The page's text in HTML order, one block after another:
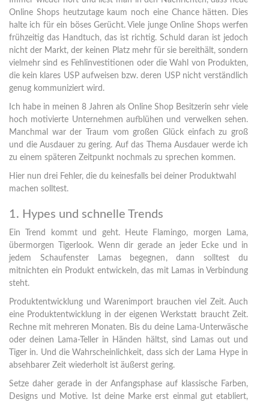
Online Shops heutzutage kaum noch eine Chance hätten. Dies
halte ich für ein böses Gerücht. Viele junge Online Shops werfen
frühzeitig das Handtuch, das ist richtig. Schuld daran ist jedoch
nicht der Markt, der keinen Platz mehr für sie bereithält, sondern
vielmehr sind es Fehlinvestitionen oder die Wahl von Produkten,
die kein klares USP aufweisen bzw. deren USP nicht verständlich
genug kommuniziert wird.
Ich habe in meinen 8 Jahren als Online Shop Besitzerin sehr viele
hoch motivierte Unternehmen aufblühen und verwelken sehen.
Manchmal war der Traum vom großen Glück einfach zu groß
und die Ausdauer zu gering. Auf das Thema Ausdauer werde ich
zu einem späteren Zeitpunkt nochmals zu sprechen kommen.
Hier nun drei Fehler, die du keinesfalls bei deiner Produktwahl
machen solltest.
1. Hypes und schnelle Trends
Ein Trend kommt und geht. Heute Flamingo, morgen Lama,
übermorgen Tigerlook. Wenn dir gerade an jeder Ecke und in
jedem Schaufenster Lamas begegnen, dann solltest du
mitnichten ein Produkt entwickeln, das mit Lamas in Verbindung
steht.
Produktentwicklung und Warenimport brauchen viel Zeit. Auch
eine Produktentwicklung in der eigenen Werkstatt braucht Zeit.
Rechne mit mehreren Monaten. Bis du deine Lama-Unterwäsche
oder deinen Lama-Teller in Händen hältst, sind Lamas out und
Tiger in. Und die Wahrscheinlichkeit, dass sich der Lama Hype in
absehbarer Zeit wiederholt ist äußerst gering.
Setze daher gerade in der Anfangsphase auf klassische Farben,
Designs und Motive. Ist deine Marke erst einmal gut etabliert,